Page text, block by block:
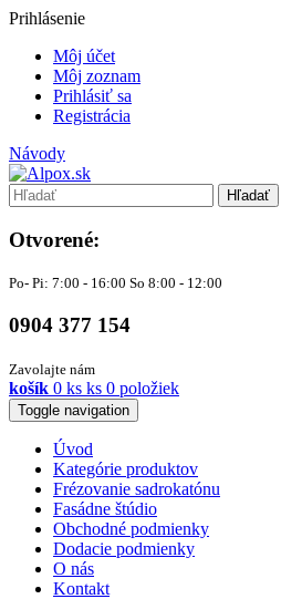
Prihlásenie
Môj účet
Môj zoznam
Prihlásiť sa
Registrácia
Návody
Hľadať
Otvorené:
Po- Pi: 7:00 - 16:00 So 8:00 - 12:00
0904 377 154
Zavolajte nám
košík 0 ks ks 0 položiek
Toggle navigation
Úvod
Kategórie produktov
Frézovanie sadrokatónu
Fasádne štúdio
Obchodné podmienky
Dodacie podmienky
O nás
Kontakt